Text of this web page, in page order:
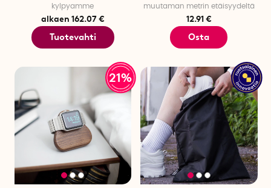
kylpyamme
alkaen 162.07 €
Tuotevahti
muutaman metrin etäisyydeltä
12.91 €
Osta
21%